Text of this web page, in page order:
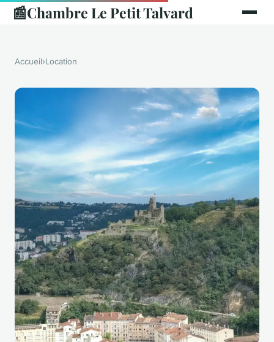
📰Chambre Le Petit Talvard
Accueil›Location